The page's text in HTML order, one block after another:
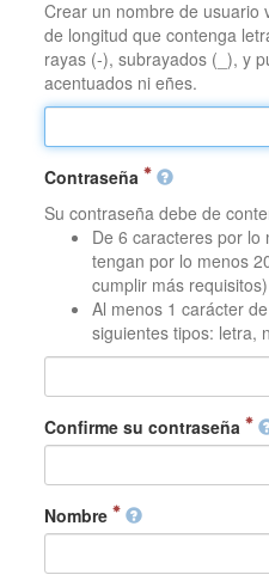
Crear un nombre de usuario
de longitud que contenga
rayas (-), subrayados (_), y
acentuados ni eñes.
Contraseña
Su contraseña debe de
De 6 caracteres por lo
tengan por lo menos
cumplir más requisitos)
Al menos 1 carácter
siguientes tipos: letra,
Confirme su contraseña
Nombre